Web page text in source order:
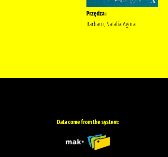
Przędza :
Barbaro, Natalia Agora
Data come from the system: